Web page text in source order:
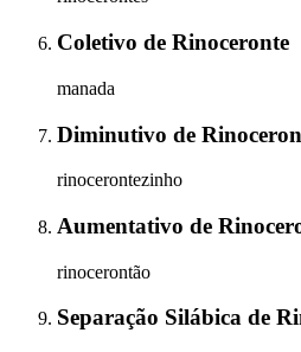
Coletivo de Rinoceronte
manada
Diminutivo de
rinocerontezinho
Aumentativo de
rinocerontão
Separação Silábica de